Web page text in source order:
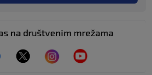
na društvenim mrežama